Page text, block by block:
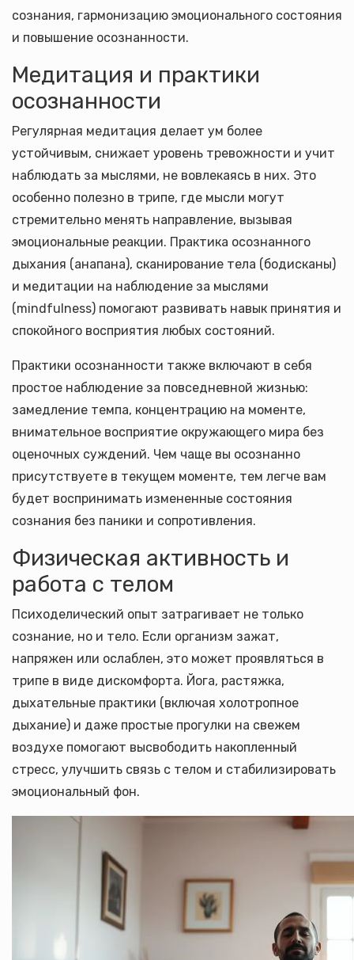
сознания, гармонизацию эмоционального состояния
и повышение осознанности.
Медитация и практики
осознанности
Регулярная медитация делает ум более
устойчивым, снижает уровень тревожности и учит
наблюдать за мыслями, не вовлекаясь в них. Это
особенно полезно в трипе, где мысли могут
стремительно менять направление, вызывая
эмоциональные реакции. Практика осознанного
дыхания (анапана), сканирование тела (бодисканы)
и медитации на наблюдение за мыслями
(mindfulness) помогают развивать навык принятия и
спокойного восприятия любых состояний.
Практики осознанности также включают в себя
простое наблюдение за повседневной жизнью:
замедление темпа, концентрацию на моменте,
внимательное восприятие окружающего мира без
оценочных суждений. Чем чаще вы осознанно
присутствуете в текущем моменте, тем легче вам
будет воспринимать измененные состояния
сознания без паники и сопротивления.
Физическая активность и
работа с телом
Психоделический опыт затрагивает не только
сознание, но и тело. Если организм зажат,
напряжен или ослаблен, это может проявляться в
трипе в виде дискомфорта. Йога, растяжка,
дыхательные практики (включая холотропное
дыхание) и даже простые прогулки на свежем
воздухе помогают высвободить накопленный
стресс, улучшить связь с телом и стабилизировать
эмоциональный фон.